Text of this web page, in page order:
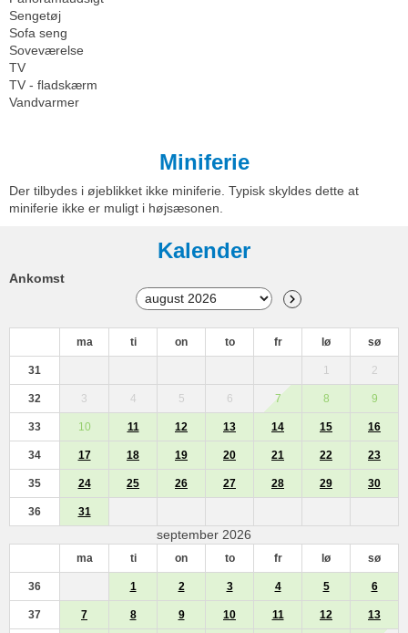
Sengetøj
Sofa seng
Soveværelse
TV
TV - fladskærm
Vandvarmer
Miniferie
Der tilbydes i øjeblikket ikke miniferie. Typisk skyldes dette at
miniferie ikke er muligt i højsæsonen.
Kalender
Ankomst
ma ti on to fr lø sø
31 1 2
32 3 4 5 6 7 8 9
33 10 11 12 13 14 15 16
34 17 18 19 20 21 22 23
35 24 25 26 27 28 29 30
36 31
september 2026
ma ti on to fr lø sø
36 1 2 3 4 5 6
37 7 8 9 10 11 12 13